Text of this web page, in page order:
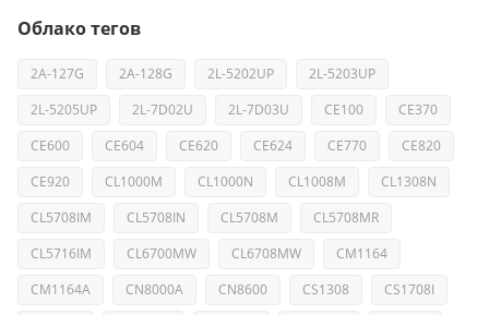
Облако тегов
2A-127G 2A-128G 2L-5202UP
2L-5203UP
2L-5205UP
2L-7D02U 2L-7D03U CE100
CE370
CE600
CE604 CE620 CE624 CE770
CE820
CE920
CL1000M CL1000N CL1008M
CL1308N
CL5708IM
CL5708IN CL5708M
CL5708MR
CL5716IM
CL6700MW CL6708MW
CM1164
CM1164A
CN8000A CN8600 CS1308
CS1708I